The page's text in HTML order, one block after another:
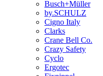
Busch+Müller
by.SCHULZ
Cigno Italy
Clarks
Crane Bell Co.
Crazy Safety
Cyclo
Ergotec